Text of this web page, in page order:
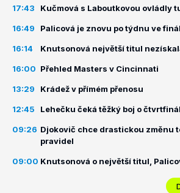
17:43 Kučmová s Laboutkovou ovládly
16:49 Palicová je znovu po týdnu ve
16:14 Knutsonová největší titul
16:00 Přehled Masters v Cincinnati
13:29 Krádež v přímém přenosu
12:45 Lehečku čeká těžký boj o
09:26 Djokovič chce drastickou změnu
pravidel
09:00 Knutsonová o největší titul,